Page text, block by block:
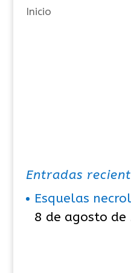
s
Inicio
Entradas
Esquelas
8 de agosto de